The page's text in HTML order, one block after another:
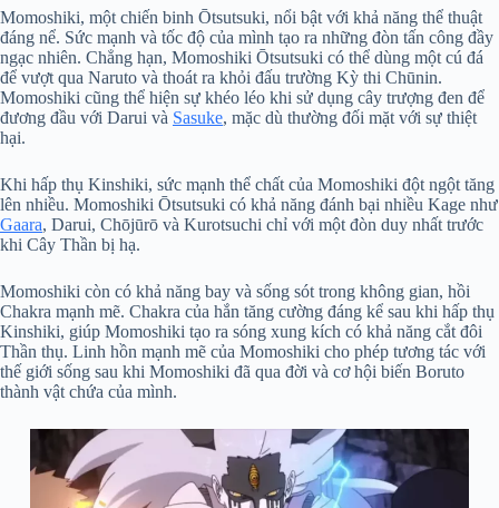
Momoshiki, một chiến binh Ōtsutsuki, nổi bật với khả năng thể thuật
đáng nể. Sức mạnh và tốc độ của mình tạo ra những đòn tấn công đầy
ngạc nhiên. Chẳng hạn, Momoshiki Ōtsutsuki có thể dùng một cú đá
để vượt qua Naruto và thoát ra khỏi đấu trường Kỳ thi Chūnin.
Momoshiki cũng thể hiện sự khéo léo khi sử dụng cây trượng đen để
đương đầu với Darui và Sasuke, mặc dù thường đối mặt với sự thiệt
hại.
Khi hấp thụ Kinshiki, sức mạnh thể chất của Momoshiki đột ngột tăng
lên nhiều. Momoshiki Ōtsutsuki có khả năng đánh bại nhiều Kage như
Gaara, Darui, Chōjūrō và Kurotsuchi chỉ với một đòn duy nhất trước
khi Cây Thần bị hạ.
Momoshiki còn có khả năng bay và sống sót trong không gian, hồi
Chakra mạnh mẽ. Chakra của hắn tăng cường đáng kể sau khi hấp thụ
Kinshiki, giúp Momoshiki tạo ra sóng xung kích có khả năng cắt đôi
Thần thụ. Linh hồn mạnh mẽ của Momoshiki cho phép tương tác với
thế giới sống sau khi Momoshiki đã qua đời và cơ hội biến Boruto
thành vật chứa của mình.